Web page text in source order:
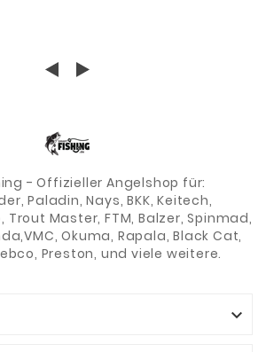
- Offizieller Angelshop für:
Paladin, Nays, BKK, Keitech,
Trout Master, FTM, Balzer, Spinmad,
Okuma, Rapala, Black Cat,
Preston, und viele weitere.
